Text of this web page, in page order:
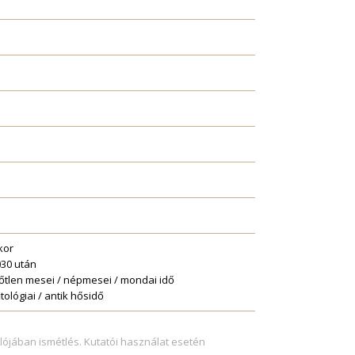
után
mesei / népmesei / mondai idő
/ antik hősidő
ismétlés. Kutatói használat esetén